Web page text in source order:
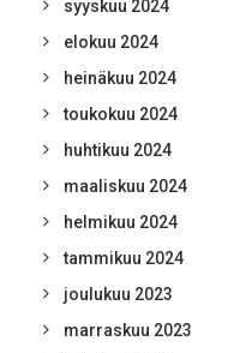
syyskuu 2024
elokuu 2024
heinäkuu 2024
toukokuu 2024
huhtikuu 2024
maaliskuu 2024
helmikuu 2024
tammikuu 2024
joulukuu 2023
marraskuu 2023